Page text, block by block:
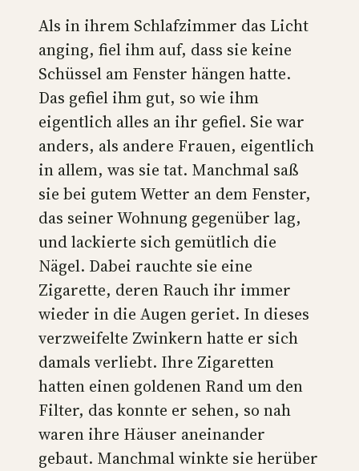
Als in ihrem Schlafzimmer das Licht
anging, fiel ihm auf, dass sie keine
Schüssel am Fenster hängen hatte.
Das gefiel ihm gut, so wie ihm
eigentlich alles an ihr gefiel. Sie war
anders, als andere Frauen, eigentlich
in allem, was sie tat. Manchmal saß
sie bei gutem Wetter an dem Fenster,
das seiner Wohnung gegenüber lag,
und lackierte sich gemütlich die
Nägel. Dabei rauchte sie eine
Zigarette, deren Rauch ihr immer
wieder in die Augen geriet. In dieses
verzweifelte Zwinkern hatte er sich
damals verliebt. Ihre Zigaretten
hatten einen goldenen Rand um den
Filter, das konnte er sehen, so nah
waren ihre Häuser aneinander
gebaut. Manchmal winkte sie herüber